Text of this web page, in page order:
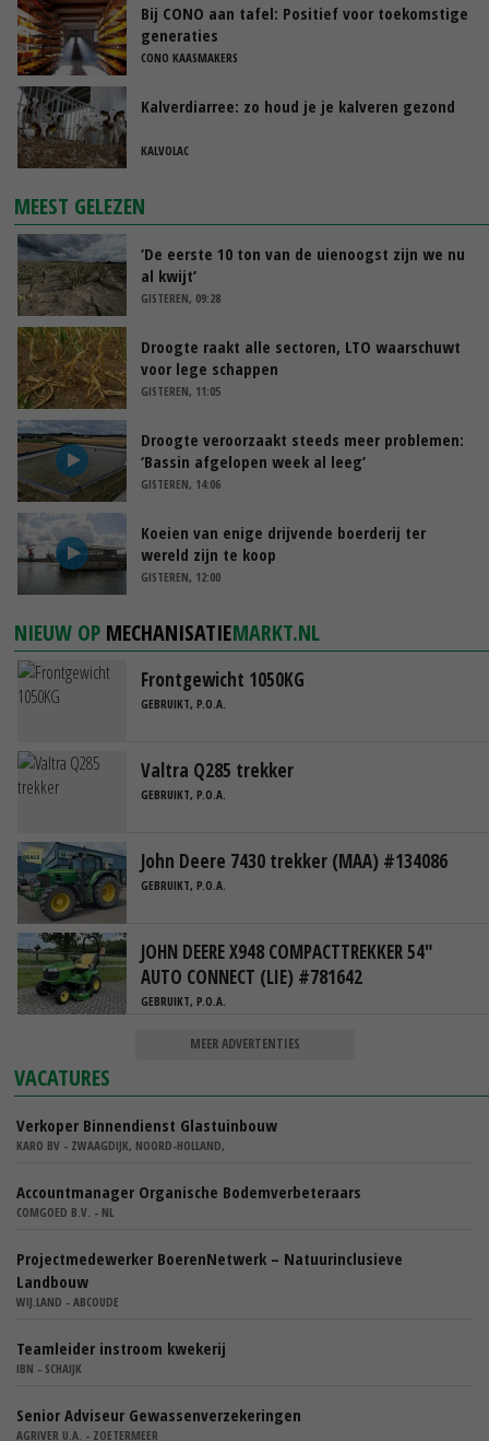
Bij CONO aan tafel: Positief voor toekomstige
generaties
CONO KAASMAKERS
Kalverdiarree: zo houd je je kalveren gezond
KALVOLAC
MEEST GELEZEN
‘De eerste 10 ton van de uienoogst zijn we nu
al kwijt’
GISTEREN, 09:28
Droogte raakt alle sectoren, LTO waarschuwt
voor lege schappen
GISTEREN, 11:05
Droogte veroorzaakt steeds meer problemen:
‘Bassin afgelopen week al leeg’
GISTEREN, 14:06
Koeien van enige drijvende boerderij ter
wereld zijn te koop
GISTEREN, 12:00
NIEUW OP MECHANISATIEMARKT.NL
Frontgewicht 1050KG
GEBRUIKT, P.O.A.
Valtra Q285 trekker
GEBRUIKT, P.O.A.
John Deere 7430 trekker (MAA) #134086
GEBRUIKT, P.O.A.
JOHN DEERE X948 COMPACTTREKKER 54"
AUTO CONNECT (LIE) #781642
GEBRUIKT, P.O.A.
MEER ADVERTENTIES
VACATURES
Verkoper Binnendienst Glastuinbouw
KARO BV - ZWAAGDIJK, NOORD-HOLLAND,
Accountmanager Organische Bodemverbeteraars
COMGOED B.V. - NL
Projectmedewerker BoerenNetwerk – Natuurinclusieve
Landbouw
WIJ.LAND - ABCOUDE
Teamleider instroom kwekerij
IBN - SCHAIJK
Senior Adviseur Gewassenverzekeringen
AGRIVER U.A. - ZOETERMEER